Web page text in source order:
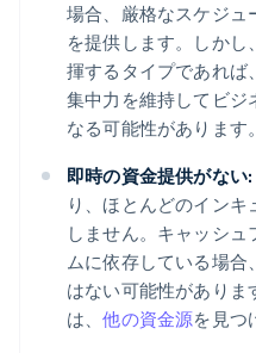
場合、厳格なスケジュ
を提供します。しか
揮するタイプであれば
集中力を維持してビジ
なる可能性があります。
即時の資金提供がない:
り、ほとんどのイン
しません。キャッシ
ムに依存している場
はない可能性がありま
は、他の資金源を見つ